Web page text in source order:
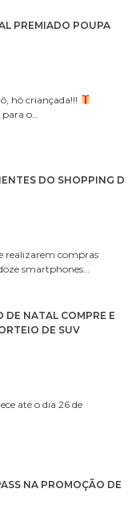
PREMIADO POUPA
hô criançada!!!
para o…
DO SHOPPING D
realizarem compras
smartphones…
DE NATAL COMPRE E
DE SUV
até o dia 26 de
NA PROMOÇÃO DE